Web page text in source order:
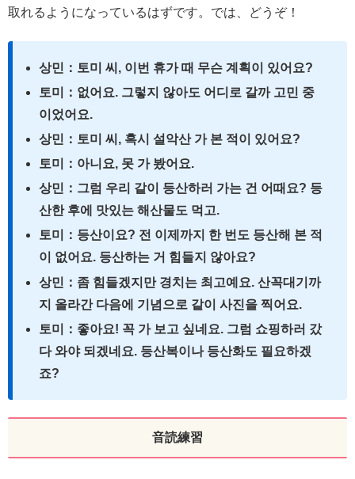
取れるようになっているはずです。では、どうぞ！
상민：토미 씨, 이번 휴가 때 무슨 계획이 있어요?
토미：없어요. 그렇지 않아도 어디로 갈까 고민 중
이었어요.
상민：토미 씨, 혹시 설악산 가 본 적이 있어요?
토미：아니요, 못 가 봤어요.
상민：그럼 우리 같이 등산하러 가는 건 어때요? 등
산한 후에 맛있는 해산물도 먹고.
토미：등산이요? 전 이제까지 한 번도 등산해 본 적
이 없어요. 등산하는 거 힘들지 않아요?
상민：좀 힘들겠지만 경치는 최고예요. 산꼭대기까
지 올라간 다음에 기념으로 같이 사진을 찍어요.
토미：좋아요! 꼭 가 보고 싶네요. 그럼 쇼핑하러 갔
다 와야 되겠네요. 등산복이나 등산화도 필요하겠
죠?
音読練習